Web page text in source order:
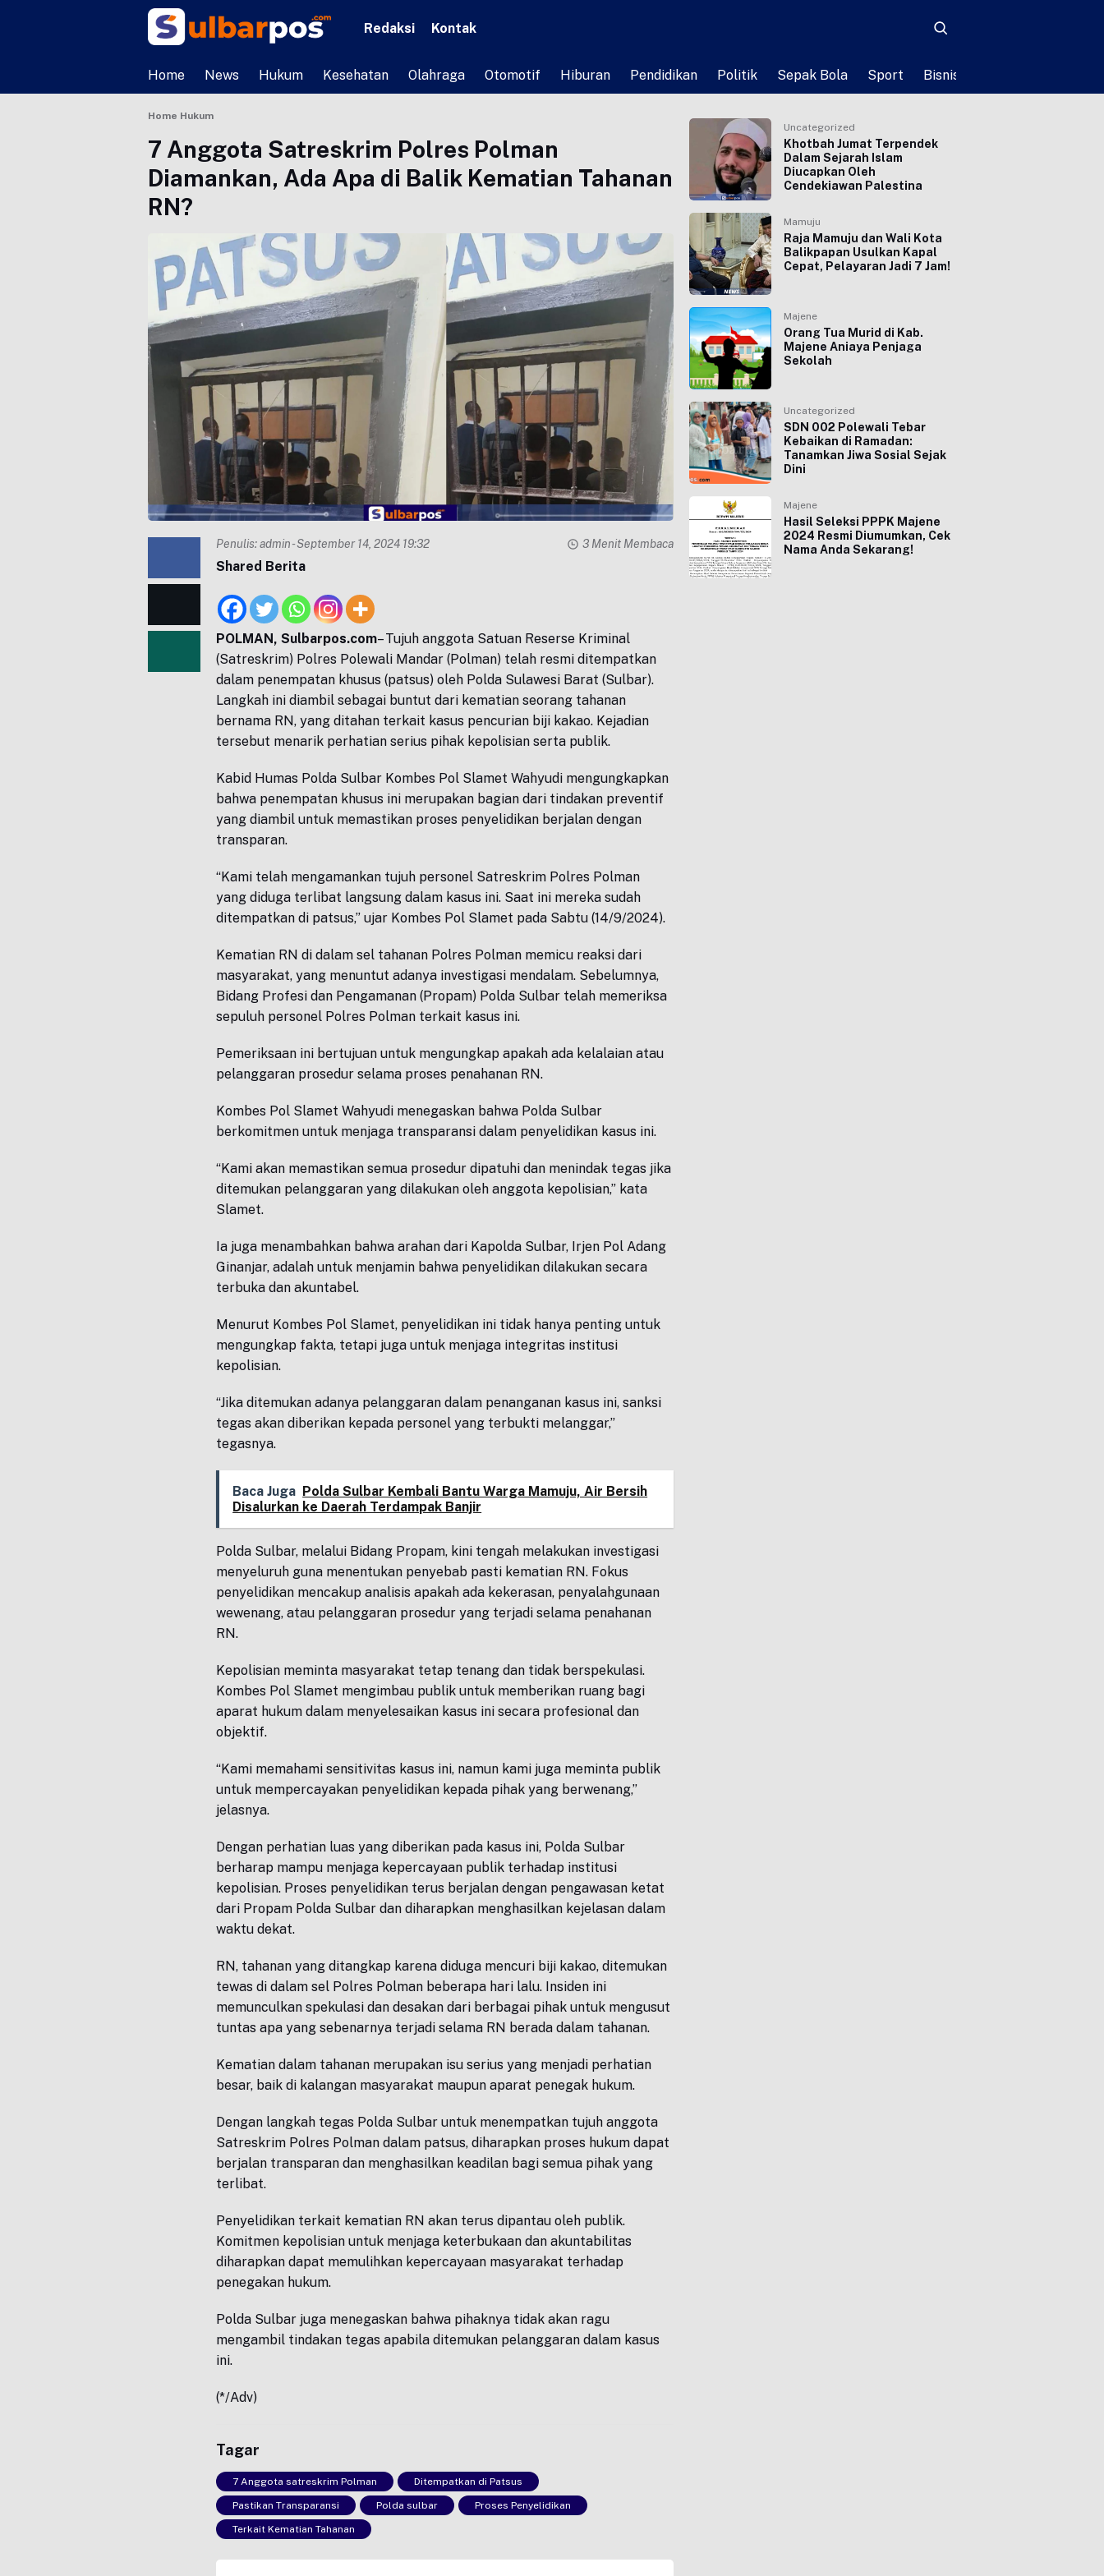
Redaksi Kontak
Home News Hukum Kesehatan Olahraga Otomotif Hiburan Pendidikan Politik Sepak Bola Sport Bisnis
Home Hukum
7 Anggota Satreskrim Polres Polman
Diamankan, Ada Apa di Balik Kematian Tahanan
RN?
Penulis:admin- September 14, 2024 19:32 3 Menit Membaca
Shared Berita
POLMAN, Sulbarpos.com– Tujuh anggota Satuan Reserse Kriminal
(Satreskrim) Polres Polewali Mandar (Polman) telah resmi ditempatkan
dalam penempatan khusus (patsus) oleh Polda Sulawesi Barat (Sulbar).
Langkah ini diambil sebagai buntut dari kematian seorang tahanan
bernama RN, yang ditahan terkait kasus pencurian biji kakao. Kejadian
tersebut menarik perhatian serius pihak kepolisian serta publik.
Kabid Humas Polda Sulbar Kombes Pol Slamet Wahyudi mengungkapkan
bahwa penempatan khusus ini merupakan bagian dari tindakan preventif
yang diambil untuk memastikan proses penyelidikan berjalan dengan
transparan.
“Kami telah mengamankan tujuh personel Satreskrim Polres Polman
yang diduga terlibat langsung dalam kasus ini. Saat ini mereka sudah
ditempatkan di patsus,” ujar Kombes Pol Slamet pada Sabtu (14/9/2024).
Kematian RN di dalam sel tahanan Polres Polman memicu reaksi dari
masyarakat, yang menuntut adanya investigasi mendalam. Sebelumnya,
Bidang Profesi dan Pengamanan (Propam) Polda Sulbar telah memeriksa
sepuluh personel Polres Polman terkait kasus ini.
Pemeriksaan ini bertujuan untuk mengungkap apakah ada kelalaian atau
pelanggaran prosedur selama proses penahanan RN.
Kombes Pol Slamet Wahyudi menegaskan bahwa Polda Sulbar
berkomitmen untuk menjaga transparansi dalam penyelidikan kasus ini.
“Kami akan memastikan semua prosedur dipatuhi dan menindak tegas jika
ditemukan pelanggaran yang dilakukan oleh anggota kepolisian,” kata
Slamet.
Ia juga menambahkan bahwa arahan dari Kapolda Sulbar, Irjen Pol Adang
Ginanjar, adalah untuk menjamin bahwa penyelidikan dilakukan secara
terbuka dan akuntabel.
Menurut Kombes Pol Slamet, penyelidikan ini tidak hanya penting untuk
mengungkap fakta, tetapi juga untuk menjaga integritas institusi
kepolisian.
“Jika ditemukan adanya pelanggaran dalam penanganan kasus ini, sanksi
tegas akan diberikan kepada personel yang terbukti melanggar,”
tegasnya.
Baca Juga Polda Sulbar Kembali Bantu Warga Mamuju, Air Bersih
Disalurkan ke Daerah Terdampak Banjir
Polda Sulbar, melalui Bidang Propam, kini tengah melakukan investigasi
menyeluruh guna menentukan penyebab pasti kematian RN. Fokus
penyelidikan mencakup analisis apakah ada kekerasan, penyalahgunaan
wewenang, atau pelanggaran prosedur yang terjadi selama penahanan
RN.
Kepolisian meminta masyarakat tetap tenang dan tidak berspekulasi.
Kombes Pol Slamet mengimbau publik untuk memberikan ruang bagi
aparat hukum dalam menyelesaikan kasus ini secara profesional dan
objektif.
“Kami memahami sensitivitas kasus ini, namun kami juga meminta publik
untuk mempercayakan penyelidikan kepada pihak yang berwenang,”
jelasnya.
Dengan perhatian luas yang diberikan pada kasus ini, Polda Sulbar
berharap mampu menjaga kepercayaan publik terhadap institusi
kepolisian. Proses penyelidikan terus berjalan dengan pengawasan ketat
dari Propam Polda Sulbar dan diharapkan menghasilkan kejelasan dalam
waktu dekat.
RN, tahanan yang ditangkap karena diduga mencuri biji kakao, ditemukan
tewas di dalam sel Polres Polman beberapa hari lalu. Insiden ini
memunculkan spekulasi dan desakan dari berbagai pihak untuk mengusut
tuntas apa yang sebenarnya terjadi selama RN berada dalam tahanan.
Kematian dalam tahanan merupakan isu serius yang menjadi perhatian
besar, baik di kalangan masyarakat maupun aparat penegak hukum.
Dengan langkah tegas Polda Sulbar untuk menempatkan tujuh anggota
Satreskrim Polres Polman dalam patsus, diharapkan proses hukum dapat
berjalan transparan dan menghasilkan keadilan bagi semua pihak yang
terlibat.
Penyelidikan terkait kematian RN akan terus dipantau oleh publik.
Komitmen kepolisian untuk menjaga keterbukaan dan akuntabilitas
diharapkan dapat memulihkan kepercayaan masyarakat terhadap
penegakan hukum.
Polda Sulbar juga menegaskan bahwa pihaknya tidak akan ragu
mengambil tindakan tegas apabila ditemukan pelanggaran dalam kasus
ini.
(*/Adv)
Tagar
7 Anggota satreskrim Polman Ditempatkan di Patsus
Pastikan Transparansi Polda sulbar Proses Penyelidikan
Terkait Kematian Tahanan
Uncategorized
Khotbah Jumat Terpendek
Dalam Sejarah Islam
Diucapkan Oleh
Cendekiawan Palestina
Mamuju
Raja Mamuju dan Wali Kota
Balikpapan Usulkan Kapal
Cepat, Pelayaran Jadi 7 Jam!
Majene
Orang Tua Murid di Kab.
Majene Aniaya Penjaga
Sekolah
Uncategorized
SDN 002 Polewali Tebar
Kebaikan di Ramadan:
Tanamkan Jiwa Sosial Sejak
Dini
Majene
Hasil Seleksi PPPK Majene
2024 Resmi Diumumkan, Cek
Nama Anda Sekarang!